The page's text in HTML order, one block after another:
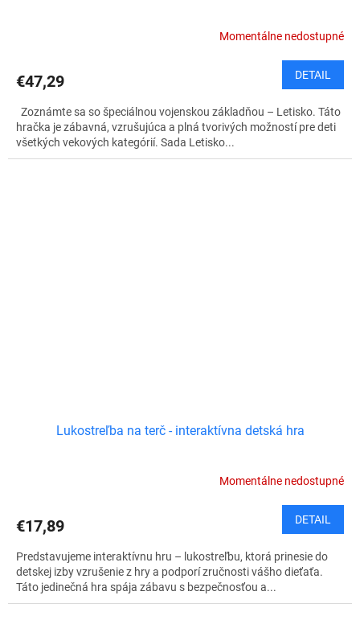
Momentálne nedostupné
€47,29 DETAIL
Zoznámte sa so špeciálnou vojenskou základňou – Letisko. Táto
hračka je zábavná, vzrušujúca a plná tvorivých možností pre deti
všetkých vekových kategórií. Sada Letisko...
Lukostreľba na terč - interaktívna detská hra
Momentálne nedostupné
€17,89 DETAIL
Predstavujeme interaktívnu hru – lukostreľbu, ktorá prinesie do
detskej izby vzrušenie z hry a podporí zručnosti vášho dieťaťa.
Táto jedinečná hra spája zábavu s bezpečnosťou a...